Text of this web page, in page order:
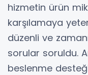
hizmetin ürün
karşılamaya
düzenli ve
sorular soruldu.
beslenme